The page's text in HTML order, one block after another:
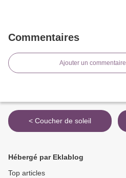
Commentaires
Ajouter un commentaire
< Coucher de soleil
Hébergé par Eklablog
Top articles